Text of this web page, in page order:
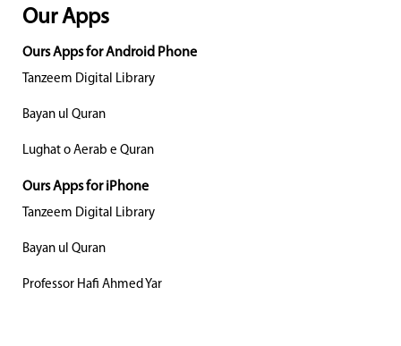
Our Apps
Ours Apps for Android Phone
Tanzeem Digital Library
Bayan ul Quran
Lughat o Aerab e Quran
Ours Apps for iPhone
Tanzeem Digital Library
Bayan ul Quran
Professor Hafi Ahmed Yar